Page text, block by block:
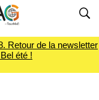
Retour de la newsletter
été !